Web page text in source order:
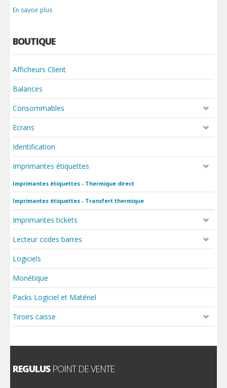
En savoir plus
BOUTIQUE
Afficheurs Client
Balances
Consommables
Ecrans
Identification
Imprimantes étiquettes
Imprimantes étiquettes - Thermique direct
Imprimantes étiquettes - Transfert thermique
Imprimantes tickets
Lecteur codes barres
Logiciels
Monétique
Packs Logiciel et Matériel
Tiroirs caisse
REGULUSPOINT DE VENTE